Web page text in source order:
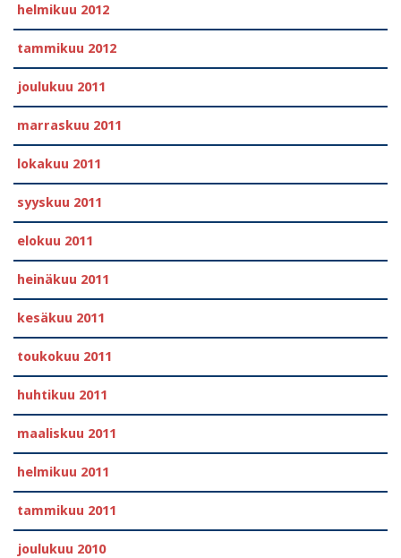
helmikuu 2012
tammikuu 2012
joulukuu 2011
marraskuu 2011
lokakuu 2011
syyskuu 2011
elokuu 2011
heinäkuu 2011
kesäkuu 2011
toukokuu 2011
huhtikuu 2011
maaliskuu 2011
helmikuu 2011
tammikuu 2011
joulukuu 2010